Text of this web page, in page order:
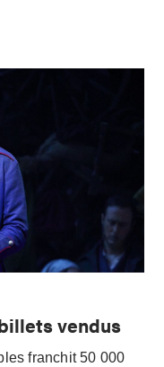
vendus
franchit 50 000